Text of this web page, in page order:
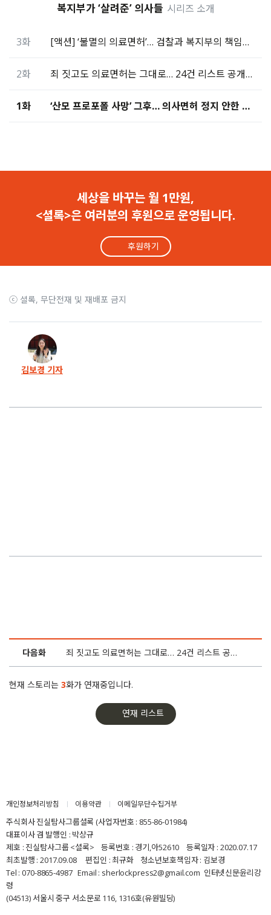
복지부가 ‘살려준’ 의사들 시리즈 소개
3화 [액션] ‘불멸의 의료면허’… 검찰과 복지부의 책임을 묻는다
2화 죄 짓고도 의료면허는 그대로… 24건 리스트 공개합니다
1화 ‘산모 프로포폴 사망’ 그후… 의사면허 정지 안한 복지부
세상을 바꾸는 월 1만원,
<셜록>은 여러분의 후원으로 운영됩니다.
후원하기
ⓒ 셜록, 무단전재 및 재배포 금지
김보경 기자
다음화 죄 짓고도 의료면허는 그대로… 24건 리스트 공개합니다
현재 스토리는 3화가 연재중입니다.
연재 리스트
개인정보처리방침 이용약관 이메일무단수집거부
주식회사 진실탐사그룹셜록 (사업자번호 : 855-86-01984)
대표이사 겸 발행인 : 박상규
제호 : 진실탐사그룹 <셜록> 등록번호 : 경기,아52610 등록일자 : 2020.07.17
최초발행 : 2017.09.08 편집인 : 최규화 청소년보호책임자 : 김보경
Tel : 070-8865-4987 Email : sherlockpress2@gmail.com 인터넷신문윤리강
령
(04513) 서울시 중구 서소문로 116, 1316호(유원빌딩)